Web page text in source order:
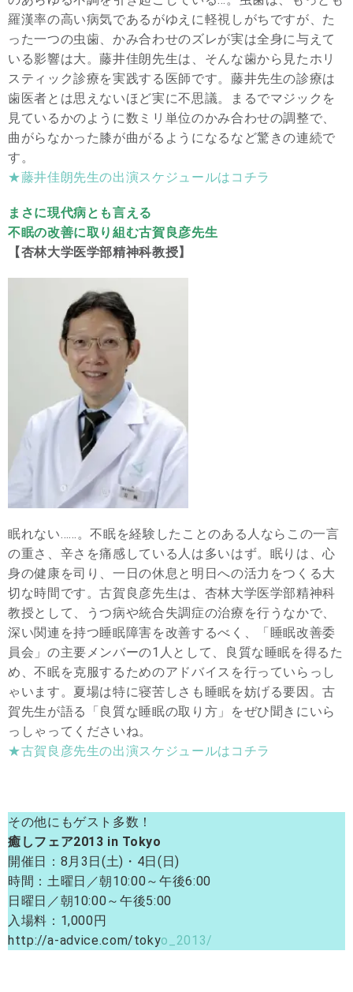
羅漢率の高い病気であるがゆえに軽視しがちですが、た
った一つの虫歯、かみ合わせのズレが実は全身に与えて
いる影響は大。藤井佳朗先生は、そんな歯から見たホリ
スティック診療を実践する医師です。藤井先生の診療は
歯医者とは思えないほど実に不思議。まるでマジックを
見ているかのように数ミリ単位のかみ合わせの調整で、
曲がらなかった膝が曲がるようになるなど驚きの連続で
す。
★藤井佳朗先生の出演スケジュールはコチラ
まさに現代病とも言える
不眠の改善に取り組む古賀良彦先生
【杏林大学医学部精神科教授】
眠れない……。不眠を経験したことのある人ならこの一言
の重さ、辛さを痛感している人は多いはず。眠りは、心
身の健康を司り、一日の休息と明日への活力をつくる大
切な時間です。古賀良彦先生は、杏林大学医学部精神科
教授として、うつ病や統合失調症の治療を行うなかで、
深い関連を持つ睡眠障害を改善するべく、「睡眠改善委
員会」の主要メンバーの1人として、良質な睡眠を得るた
め、不眠を克服するためのアドバイスを行っていらっし
ゃいます。夏場は特に寝苦しさも睡眠を妨げる要因。古
賀先生が語る「良質な睡眠の取り方」をぜひ聞きにいら
っしゃってくださいね。
★古賀良彦先生の出演スケジュールはコチラ
その他にもゲスト多数！
癒しフェア2013 in Tokyo
開催日：8月3日(土)・4日(日)
時間：土曜日／朝10:00～午後6:00
日曜日／朝10:00～午後5:00
入場料：1,000円
http://a-advice.com/tokyo_2013/